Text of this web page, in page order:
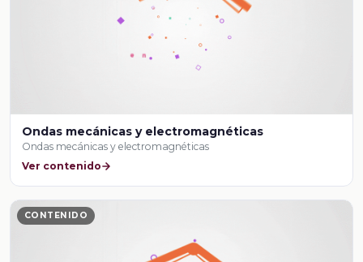
Ondas mecánicas y electromagnéticas
Ondas mecánicas y electromagnéticas
Ver contenido
CONTENIDO